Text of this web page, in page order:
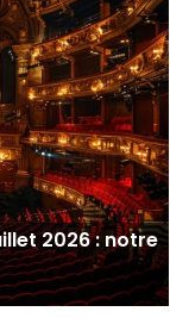
2026 : notre